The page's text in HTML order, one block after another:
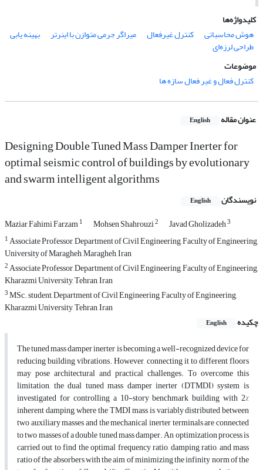
کلیدواژه‌ها
هوش محاسباتی
کنترل غیرفعال میراگر جرمی متوازن با اینرتر بهینه یابی
طراحی لرزه‌ای
موضوعات
کنترل فعال و غیر فعال سازه ها
عنوان مقاله English
Designing Double Tuned Mass Damper Inerter for
optimal seismic control of buildings by evolutionary
and swarm intelligent algorithms
نویسندگان English
Maziar Fahimi Farzam1 Mohsen Shahrouzi2 Javad Gholizadeh3
1Associate Professor, Department of Civil Engineering, Faculty of Engineering,
University of Maragheh, Maragheh, Iran
2Associate Professor, Department of Civil Engineering, Faculty of Engineering,
Kharazmi University, Tehran, Iran
3MSc. student, Department of Civil Engineering, Faculty of Engineering,
Kharazmi University, Tehran, Iran
چکیده
English
The tuned mass damper inerter is becoming a well-recognized device for
reducing building vibrations. However, connecting it to different floors
may pose architectural and practical challenges. To overcome this
limitation, the dual tuned mass damper inerter (DTMDI) system is
investigated for controlling a 10-story benchmark building with 2%
inherent damping, where the TMDI mass is variably distributed between
two auxiliary masses and the mechanical inerter terminals are connected
to two masses of a double tuned mass damper. An optimization process is
carried out to find the optimal frequency ratio, damping ratio, and mass
ratio of the absorbers with the aim of minimizing the infinity norm of the